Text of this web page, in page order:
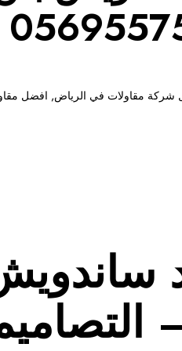
شركة مقاولات في الرياض, افضل